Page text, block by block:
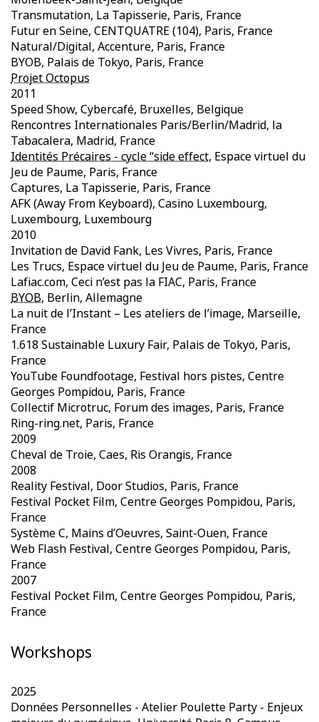
Transmutation, La Tapisserie, Paris, France
Futur en Seine, CENTQUATRE (104), Paris, France
Natural/Digital, Accenture, Paris, France
BYOB, Palais de Tokyo, Paris, France
Projet Octopus
2011
Speed Show, Cybercafé, Bruxelles, Belgique
Rencontres Internationales Paris/Berlin/Madrid, la
Tabacalera, Madrid, France
Identités Précaires - cycle “side effect, Espace virtuel du
Jeu de Paume, Paris, France
Captures, La Tapisserie, Paris, France
AFK (Away From Keyboard), Casino Luxembourg,
Luxembourg, Luxembourg
2010
Invitation de David Fank, Les Vivres, Paris, France
Les Trucs, Espace virtuel du Jeu de Paume, Paris, France
Lafiac.com, Ceci n’est pas la FIAC, Paris, France
BYOB, Berlin, Allemagne
La nuit de l’Instant – Les ateliers de l’image, Marseille,
France
1.618 Sustainable Luxury Fair, Palais de Tokyo, Paris,
France
YouTube Foundfootage, Festival hors pistes, Centre
Georges Pompidou, Paris, France
Collectif Microtruc, Forum des images, Paris, France
Ring-ring.net, Paris, France
2009
Cheval de Troie, Caes, Ris Orangis, France
2008
Reality Festival, Door Studios, Paris, France
Festival Pocket Film, Centre Georges Pompidou, Paris,
France
Système C, Mains d’Oeuvres, Saint-Ouen, France
Web Flash Festival, Centre Georges Pompidou, Paris,
France
2007
Festival Pocket Film, Centre Georges Pompidou, Paris,
France
Workshops
2025
Données Personnelles - Atelier Poulette Party - Enjeux